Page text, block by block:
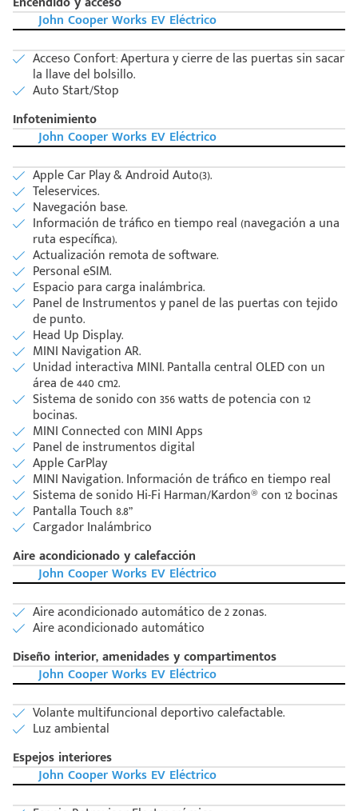
Escríbenos
+528121278366
Código
Ingresar
John Cooper Works EV Eléctrico
Acceso Confort: Apertura y cierre de las puertas sin sacar
la llave del bolsillo.
Auto Start/Stop
Infotenimiento
John Cooper Works EV Eléctrico
Apple Car Play & Android Auto(3).
Teleservices.
Navegación base.
Información de tráfico en tiempo real (navegación a una
ruta específica).
Actualización remota de software.
Personal eSIM.
Espacio para carga inalámbrica.
Panel de Instrumentos y panel de las puertas con tejido
de punto.
Head Up Display.
MINI Navigation AR.
Unidad interactiva MINI. Pantalla central OLED con un
área de 440 cm2.
Sistema de sonido con 356 watts de potencia con 12
bocinas.
MINI Connected con MINI Apps
Panel de instrumentos digital
Apple CarPlay
MINI Navigation. Información de tráfico en tiempo real
Sistema de sonido Hi-Fi Harman/Kardon® con 12 bocinas
Pantalla Touch 8.8”
Cargador Inalámbrico
Aire acondicionado y calefacción
John Cooper Works EV Eléctrico
Aire acondicionado automático de 2 zonas.
Aire acondicionado automático
Diseño interior, amenidades y compartimentos
John Cooper Works EV Eléctrico
Volante multifuncional deportivo calefactable.
Luz ambiental
Espejos interiores
John Cooper Works EV Eléctrico